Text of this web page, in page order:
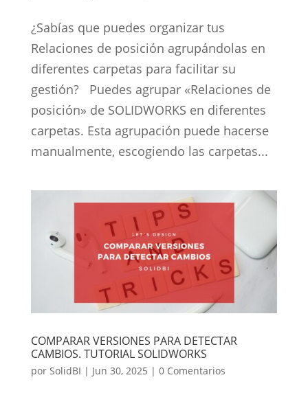
¿Sabías que puedes organizar tus
Relaciones de posición agrupándolas en
diferentes carpetas para facilitar su
gestión? Puedes agrupar «Relaciones de
posición» de SOLIDWORKS en diferentes
carpetas. Esta agrupación puede hacerse
manualmente, escogiendo las carpetas...
COMPARAR VERSIONES PARA DETECTAR
CAMBIOS. TUTORIAL SOLIDWORKS
por SolidBI | Jun 30, 2025 | 0 Comentarios